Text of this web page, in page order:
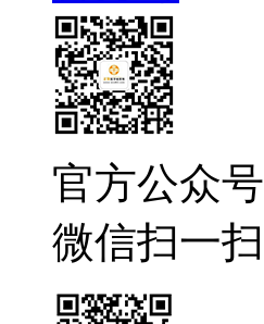
官方公众号
微信扫一扫